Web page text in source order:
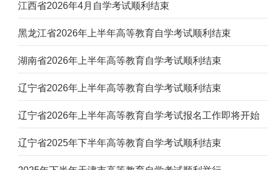
江西省2026年4月自学考试顺利结束
黑龙江省2026年上半年高等教育自学考试顺利结束
湖南省2026年上半年高等教育自学考试顺利结束
辽宁省2026年上半年高等教育自学考试顺利结束
辽宁省2026年上半年高等教育自学考试报名工作即将开始
辽宁省2025年下半年高等教育自学考试顺利结束